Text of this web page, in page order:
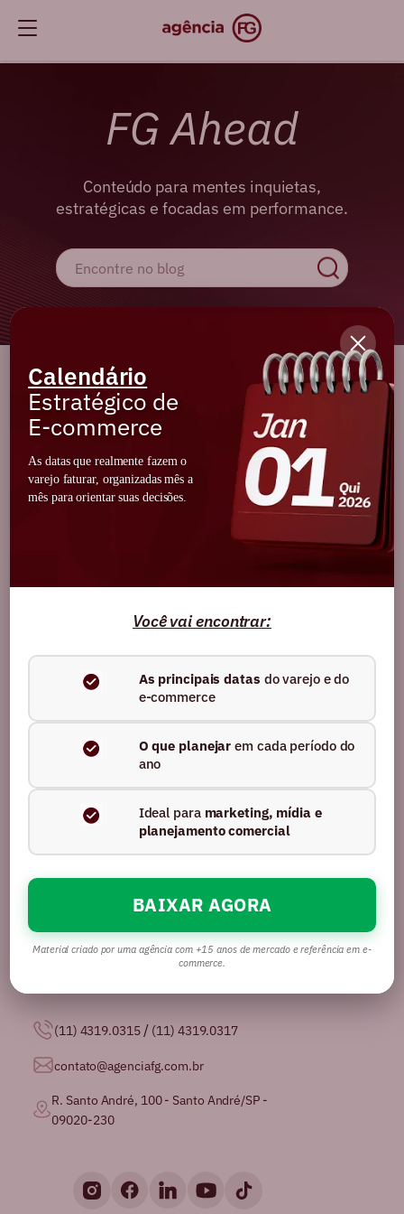
FG Ahead
Conteúdo para mentes inquietas,
estratégicas e focadas em performance.
Somos uma agência com mais de 16 anos no
melhores agências de publicidade para se
trabalhar no Brasil.
(11) 4319.0315 / (11) 4319.0317
contato@agenciafg.com.br
R. Santo André, 100 - Santo André/SP -
09020-230
Cadastre-se e receba os melhores
conteúdos sobre
e-commerce,
performance e marketing digital
Nome
Ao se cadastrar, você confirma que está de acordo
com as
Políticas de Privacidade.
Calendário
Estratégico de
E-commerce
As datas que realmente fazem o
varejo faturar, organizadas mês a
mês para orientar suas decisões.
Você vai encontrar:
As principais datas do varejo e do
e-commerce
O que planejar em cada período do
ano
Ideal para marketing, mídia e
planejamento comercial
BAIXAR AGORA
Material criado por uma agência com +15 anos de mercado e referência em e-
commerce.